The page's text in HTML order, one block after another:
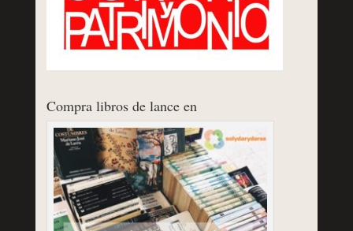
Compra libros de lance en